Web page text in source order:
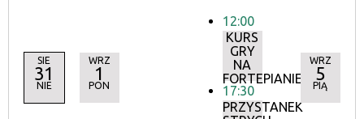
SIE
31
NIE
WRZ
1
PON
12:00
KURS
GRY
NA
FORTEPIANIE
17:30
PRZYSTANEK
WRZ
5
PIĄ